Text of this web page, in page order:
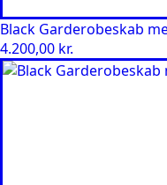
Black Garderobeskab
4.200,00 kr.